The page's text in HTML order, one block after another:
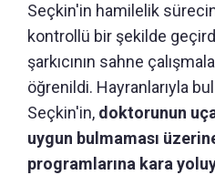
Seçkin'in hamilelik
kontrollü bir şekilde
şarkıcının sahne
öğrenildi. Hayranlarıyla
Seçkin'in, doktorunun
uygun bulmaması
programlarına kara